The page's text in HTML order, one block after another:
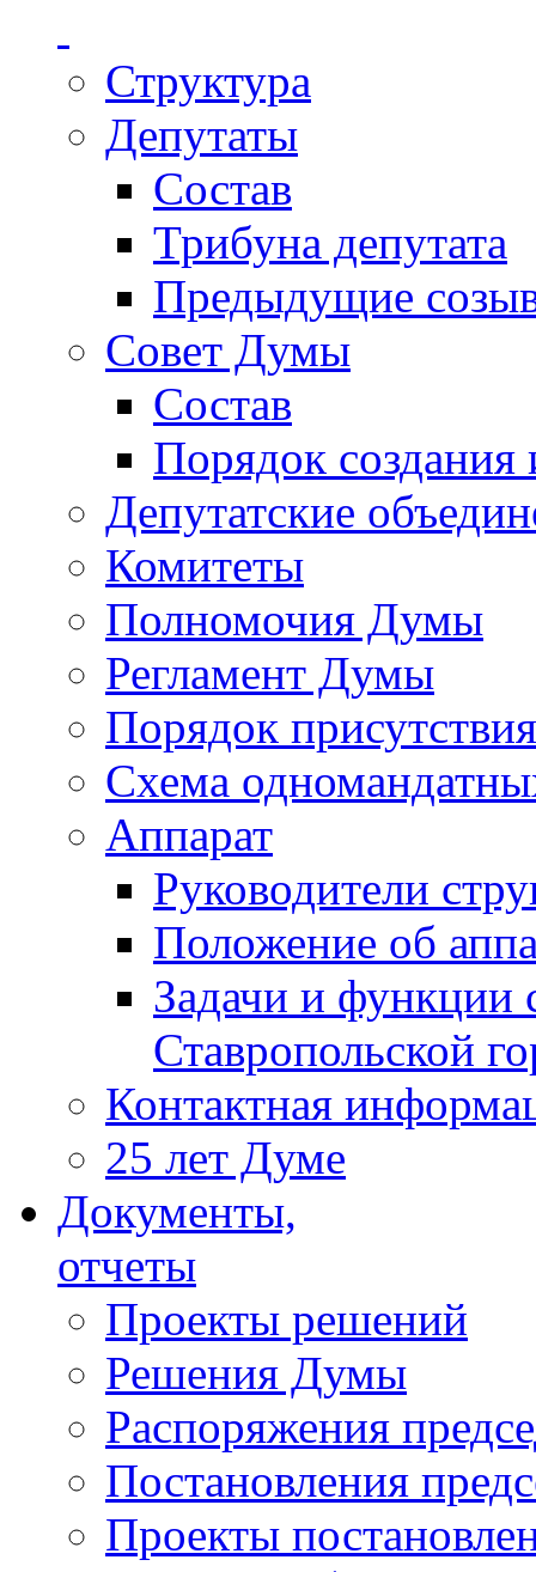
Структура
Депутаты
Состав
Трибуна депутата
Предыдущие
Совет Думы
Состав
Порядок создания
Депутатские
Комитеты
Полномочия Думы
Регламент Думы
Порядок
Схема
Аппарат
Руководители
Положение об
Задачи и функции
Ставропольской
Контактная
25 лет Думе
Документы,
отчеты
Проекты решений
Решения Думы
Распоряжения
Постановления
Проекты